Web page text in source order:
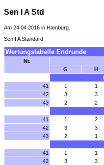
Sen I A Std
Am 24.04.2016 in Hamburg.
Sen.I A Standard
Wertungstabelle Endrunde
Nr.
G
H
41
1 1
42
3 3
43
2 2
41
1 2
42
3 3
43
2 1
41
1 1
42
3 3